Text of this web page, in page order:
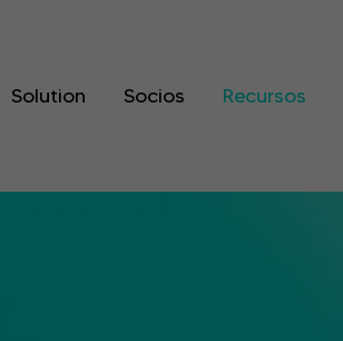
Solution Socios Recursos